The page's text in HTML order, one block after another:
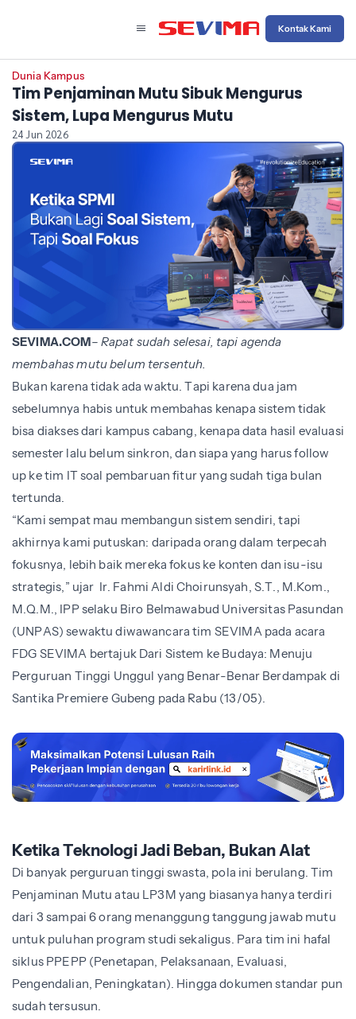
Kontak Kami
Dunia Kampus
Tim Penjaminan Mutu Sibuk Mengurus
Sistem, Lupa Mengurus Mutu
24 Jun 2026
SEVIMA.COM– Rapat sudah selesai, tapi agenda
membahas mutu belum tersentuh.
Bukan karena tidak ada waktu. Tapi karena dua jam
sebelumnya habis untuk membahas kenapa sistem tidak
bisa diakses dari kampus cabang, kenapa data hasil evaluasi
semester lalu belum sinkron, dan siapa yang harus follow
up ke tim IT soal pembaruan fitur yang sudah tiga bulan
tertunda.
“Kami sempat mau membangun sistem sendiri, tapi
akhirnya kami putuskan: daripada orang dalam terpecah
fokusnya, lebih baik mereka fokus ke konten dan isu-isu
strategis,” ujar Ir. Fahmi Aldi Choirunsyah, S.T., M.Kom.,
M.Q.M., IPP selaku Biro Belmawabud Universitas Pasundan
(UNPAS) sewaktu diwawancara tim SEVIMA pada acara
FDG SEVIMA bertajuk Dari Sistem ke Budaya: Menuju
Perguruan Tinggi Unggul yang Benar-Benar Berdampak di
Santika Premiere Gubeng pada Rabu (13/05).
Ketika Teknologi Jadi Beban, Bukan Alat
Di banyak perguruan tinggi swasta, pola ini berulang. Tim
Penjaminan Mutu atau LP3M yang biasanya hanya terdiri
dari 3 sampai 6 orang menanggung tanggung jawab mutu
untuk puluhan program studi sekaligus. Para tim ini hafal
siklus PPEPP (Penetapan, Pelaksanaan, Evaluasi,
Pengendalian, Peningkatan). Hingga dokumen standar pun
sudah tersusun.